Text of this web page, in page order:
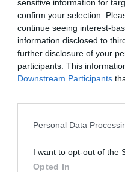
sensitive information for
confirm your selection.
continue seeing interest-
information disclosed to
further disclosure of your
participants. This
Downstream Participants
Personal Data
I want to opt-out of the
Opted In
dell'8,8% rispetto ai